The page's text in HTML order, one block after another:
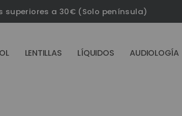
superiores a 30€ (Solo península)
LENTILLAS LÍQUIDOS AUDIOLOGÍA